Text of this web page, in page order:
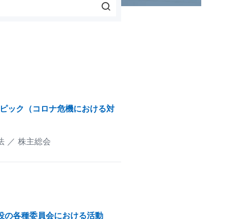
ック（コロナ危機における対
株主総会
各種委員会における活動